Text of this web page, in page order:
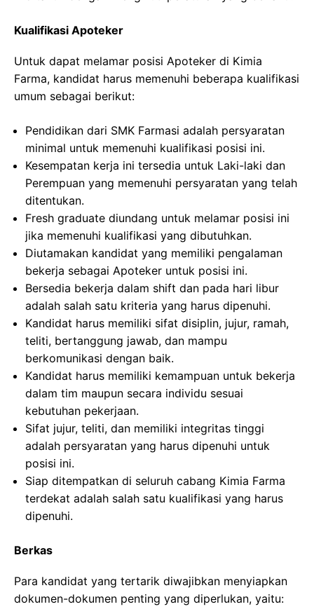
Kualifikasi Apoteker
Untuk dapat melamar posisi Apoteker di Kimia
Farma, kandidat harus memenuhi beberapa kualifikasi
umum sebagai berikut:
Pendidikan dari SMK Farmasi adalah persyaratan
minimal untuk memenuhi kualifikasi posisi ini.
Kesempatan kerja ini tersedia untuk Laki-laki dan
Perempuan yang memenuhi persyaratan yang telah
ditentukan.
Fresh graduate diundang untuk melamar posisi ini
jika memenuhi kualifikasi yang dibutuhkan.
Diutamakan kandidat yang memiliki pengalaman
bekerja sebagai Apoteker untuk posisi ini.
Bersedia bekerja dalam shift dan pada hari libur
adalah salah satu kriteria yang harus dipenuhi.
Kandidat harus memiliki sifat disiplin, jujur, ramah,
teliti, bertanggung jawab, dan mampu
berkomunikasi dengan baik.
Kandidat harus memiliki kemampuan untuk bekerja
dalam tim maupun secara individu sesuai
kebutuhan pekerjaan.
Sifat jujur, teliti, dan memiliki integritas tinggi
adalah persyaratan yang harus dipenuhi untuk
posisi ini.
Siap ditempatkan di seluruh cabang Kimia Farma
terdekat adalah salah satu kualifikasi yang harus
dipenuhi.
Berkas
Para kandidat yang tertarik diwajibkan menyiapkan
dokumen-dokumen penting yang diperlukan, yaitu: